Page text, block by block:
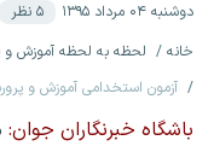
دوشنبه ۰۴ مرداد ۱۳۹۵ ۵ نظر
خانه
لحظه به لحظه آموزش و
آزمون استخدامی آموزش و
باشگاه خبرنگاران جوان: